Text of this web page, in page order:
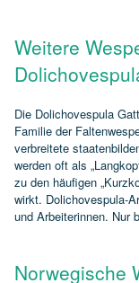
Weitere
Die Dolichovespula
Familie der
verbreitete
werden oft als
zu den häufigen
wirkt.
und Arbeiterinnen. Nur
Norwegische